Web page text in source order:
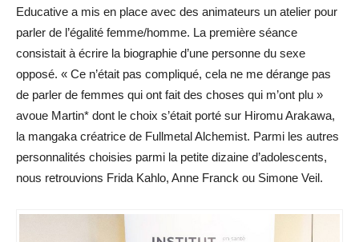
Educative a mis en place avec des animateurs un atelier pour
parler de l’égalité femme/homme. La première séance
consistait à écrire la biographie d’une personne du sexe
opposé. « Ce n’était pas compliqué, cela ne me dérange pas
de parler de femmes qui ont fait des choses qui m’ont plu »
avoue Martin* dont le choix s’était porté sur Hiromu Arakawa,
la mangaka créatrice de Fullmetal Alchemist. Parmi les autres
personnalités choisies parmi la petite dizaine d’adolescents,
nous retrouvions Frida Kahlo, Anne Franck ou Simone Veil.